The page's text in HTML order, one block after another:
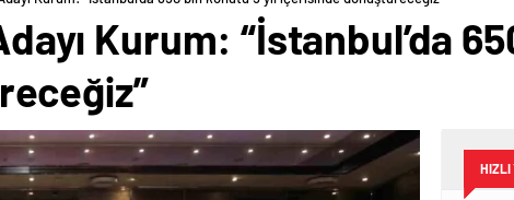
Kurum: “İstanbul’da
HIZLI